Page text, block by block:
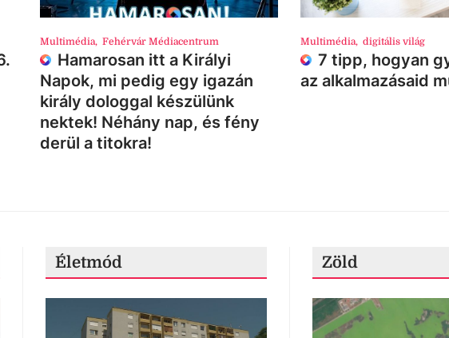
Multimédia, Fehérvár Médiacentrum
Hamarosan itt a Királyi
Napok, mi pedig egy igazán
király dologgal készülünk
nektek! Néhány nap, és fény
derül a titokra!
Multimédia, digitális világ
7 tipp, hogyan
az alkalmazásaid
Életmód Zöld